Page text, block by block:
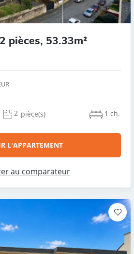
pièces, 53.33m²
2 pièce(s) 1 ch.
L'APPARTEMENT
au comparateur